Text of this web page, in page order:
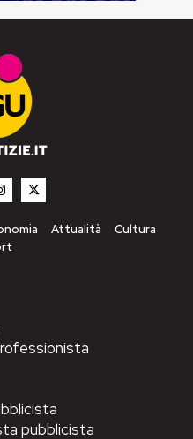
Attualità
Cultura
pubblicista